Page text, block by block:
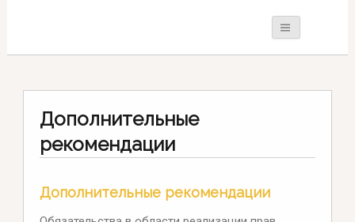
Дополнительные
рекомендации
Дополнительные рекомендации